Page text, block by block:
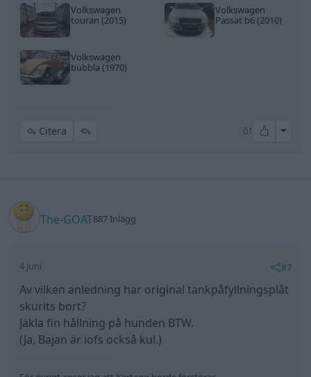
Volkswagen
touran (2015)
Volkswagen
Passat b6 (2010)
Volkswagen
bubbla (1970)
Citera 1 All
The-GOAT887 Inlägg
4 juni #7
Av vilken anledning har original tankpåfyllningsplåt
skurits bort?
Jäkla fin hållning på hunden BTW.
(Ja, Bajan är iofs också kul.)